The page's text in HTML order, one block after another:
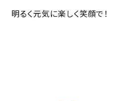
明るく元気に楽しく笑顔で！